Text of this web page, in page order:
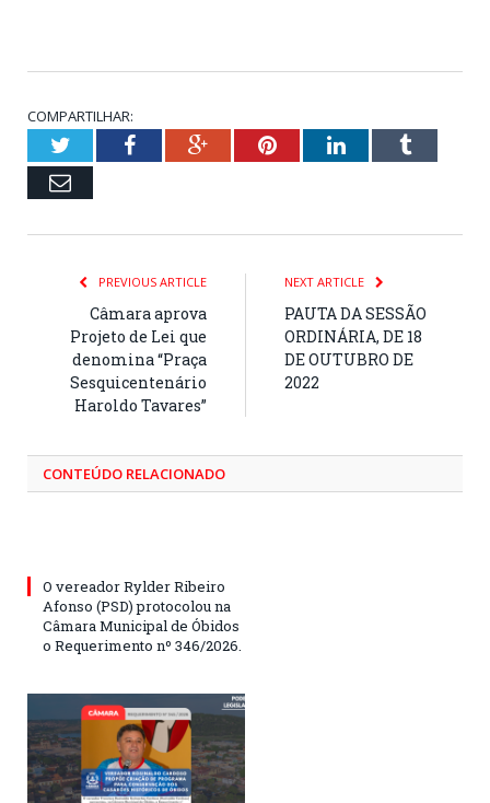
COMPARTILHAR:
TwitterFacebookGoogle+PinterestLinkedInTumblr
Email
PREVIOUS ARTICLE
Câmara aprova
Projeto de Lei que
denomina “Praça
Sesquicentenário
Haroldo Tavares”
NEXT ARTICLE
PAUTA DA SESSÃO
ORDINÁRIA, DE 18
DE OUTUBRO DE
2022
CONTEÚDO RELACIONADO
O vereador Rylder Ribeiro
Afonso (PSD) protocolou na
Câmara Municipal de Óbidos
o Requerimento nº 346/2026.